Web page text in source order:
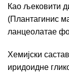
Као љековити
(Плантагинис
ланцеолатае
Хемијски
иридоидне